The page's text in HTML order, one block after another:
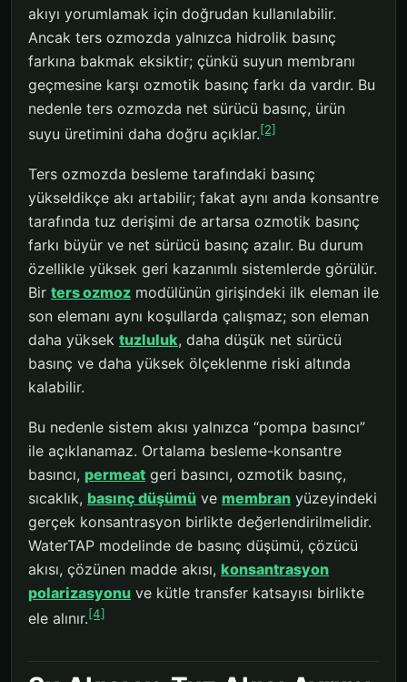
akıyı yorumlamak için doğrudan kullanılabilir.
Ancak ters ozmozda yalnızca hidrolik basınç
farkına bakmak eksiktir; çünkü suyun membranı
geçmesine karşı ozmotik basınç farkı da vardır. Bu
nedenle ters ozmozda net sürücü basınç, ürün
suyu üretimini daha doğru açıklar.[2]
Ters ozmozda besleme tarafındaki basınç
yükseldikçe akı artabilir; fakat aynı anda konsantre
tarafında tuz derişimi de artarsa ozmotik basınç
farkı büyür ve net sürücü basınç azalır. Bu durum
özellikle yüksek geri kazanımlı sistemlerde görülür.
Bir ters ozmoz modülünün girişindeki ilk eleman ile
son elemanı aynı koşullarda çalışmaz; son eleman
daha yüksek tuzluluk, daha düşük net sürücü
basınç ve daha yüksek ölçeklenme riski altında
kalabilir.
Bu nedenle sistem akısı yalnızca “pompa basıncı”
ile açıklanamaz. Ortalama besleme-konsantre
basıncı, permeat geri basıncı, ozmotik basınç,
sıcaklık, basınç düşümü ve membran yüzeyindeki
gerçek konsantrasyon birlikte değerlendirilmelidir.
WaterTAP modelinde de basınç düşümü, çözücü
akısı, çözünen madde akısı, konsantrasyon
polarizasyonu ve kütle transfer katsayısı birlikte
ele alınır.[4]